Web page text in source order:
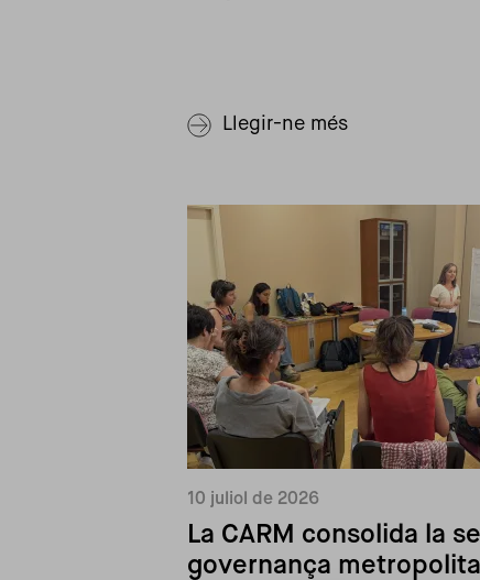
Llegir-ne més
10 juliol de 2026
La CARM consolida la
governança